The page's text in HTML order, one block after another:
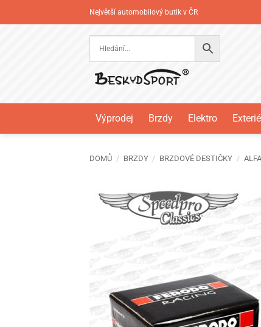
na
Největší automobilový butik v ČR
Výprodej Brzdy Elektro
DOMŮ / BRZDY / BRZDOVÉ DESTIČKY /